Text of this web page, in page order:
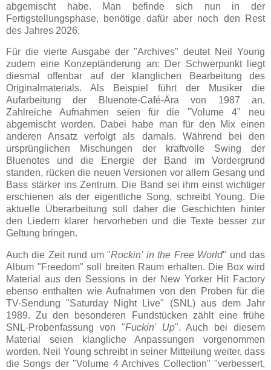
abgemischt habe. Man befinde sich nun in der
Fertigstellungsphase, benötige dafür aber noch den Rest
des Jahres 2026.
Für die vierte Ausgabe der "Archives" deutet Neil Young
zudem eine Konzeptänderung an: Der Schwerpunkt liegt
diesmal offenbar auf der klanglichen Bearbeitung des
Originalmaterials. Als Beispiel führt der Musiker die
Aufarbeitung der Bluenote-Café-Ära von 1987 an.
Zahlreiche Aufnahmen seien für die "Volume 4" neu
abgemischt worden. Dabei habe man für den Mix einen
anderen Ansatz verfolgt als damals. Während bei den
ursprünglichen Mischungen der kraftvolle Swing der
Bluenotes und die Energie der Band im Vordergrund
standen, rücken die neuen Versionen vor allem Gesang und
Bass stärker ins Zentrum. Die Band sei ihm einst wichtiger
erschienen als der eigentliche Song, schreibt Young. Die
aktuelle Überarbeitung soll daher die Geschichten hinter
den Liedern klarer hervorheben und die Texte besser zur
Geltung bringen.
Auch die Zeit rund um "Rockin' in the Free World" und das
Album "Freedom" soll breiten Raum erhalten. Die Box wird
Material aus den Sessions in der New Yorker Hit Factory
ebenso enthalten wie Aufnahmen von den Proben für die
TV-Sendung "Saturday Night Live" (SNL) aus dem Jahr
1989. Zu den besonderen Fundstücken zählt eine frühe
SNL-Probenfassung von "Fuckin' Up". Auch bei diesem
Material seien klangliche Anpassungen vorgenommen
worden. Neil Young schreibt in seiner Mitteilung weiter, dass
die Songs der "Volume 4 Archives Collection" "verbessert,